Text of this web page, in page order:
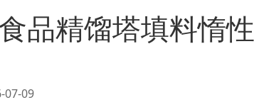
品精馏塔填料惰性
07-09